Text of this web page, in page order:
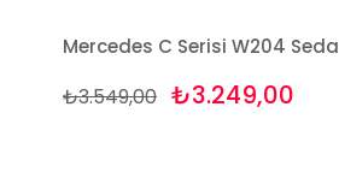
₺3.249,00
₺3.549,00